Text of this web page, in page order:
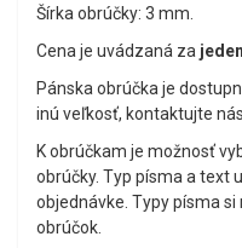
Šírka obrúčky: 3 mm.
Cena je uvádzaná za
Pánska obrúčka je
inú veľkosť, kontaktujte nás.
K obrúčkam je možnosť
obrúčky. Typ písma a text
objednávke. Typy písma
obrúčok.